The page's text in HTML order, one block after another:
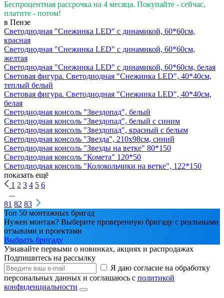
Беспроцентная рассрочка на 4 месяца. Покупайте - сейчас,
платите - потом!
в Пензе
Светодиодная "Снежинка LED" с динамикой, 60*60см,
красная
Светодиодная "Снежинка LED" с динамикой, 60*60см,
желтая
Светодиодная "Снежинка LED" с динамикой, 60*60см, белая
Световая фигура. Светодиодная "Снежинка LED", 40*40см,
теплый белый
Световая фигура. Светодиодная "Снежинка LED", 40*40см,
белая
Светодиодная консоль "Звездопад", белый
Светодиодная консоль "Звездопад", белый с синим
Светодиодная консоль "Звездопад", красный с белым
Светодиодная консоль "Звезда", 210х98см, синий
Светодиодная консоль "Звезды на ветке" 80*150
Светодиодная консоль "Комета" 120*50
Светодиодная консоль "Колокольчики на ветке", 122*150
показать ещё
1 2 3 4 5 6
...
81 82 83
Топ 50 монтажных бригад
Нужен монтаж? Выберите проверенную бригаду с реальными
отзывами и проектами
Выбрать бригаду
Узнавайте первыми о новинках, акциях и распродажах
Подпишитесь на рассылку
Я даю согласие на обработку
персональных данных и соглашаюсь с политикой
конфиденциальности